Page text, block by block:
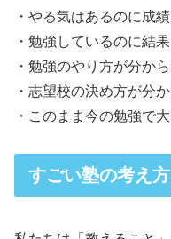
・やる気はあるのに成
・勉強しているのに結
・勉強のやり方が分か
・志望校の決め方が分
・このまま今の勉強で
すごい塾の考え方